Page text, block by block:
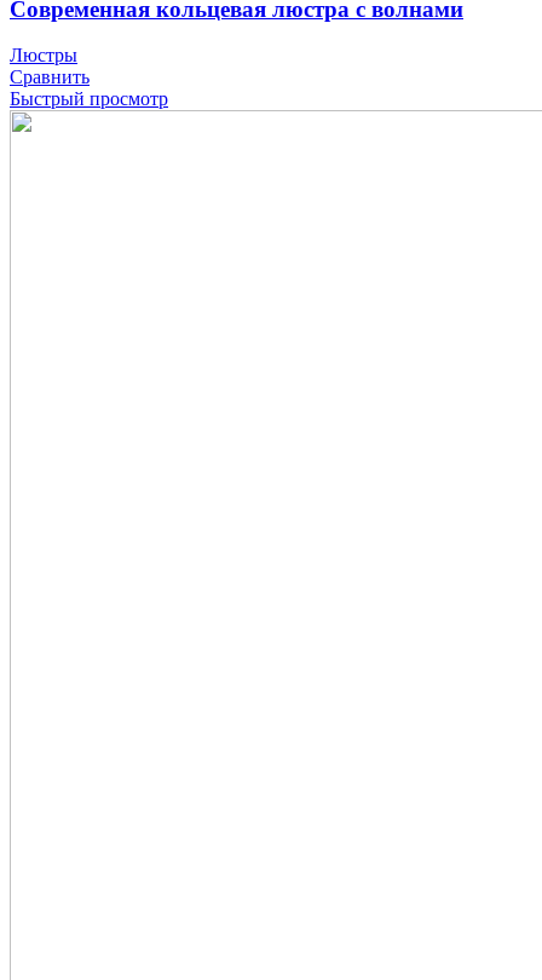
Современная кольцевая люстра с волнами
Люстры
Сравнить
Быстрый просмотр